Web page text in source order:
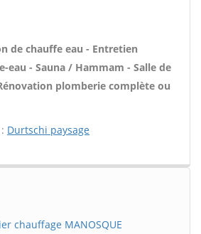
de chauffe eau - Entretien
eau - Sauna / Hammam - Salle de
plomberie complète ou
Durtschi paysage
chauffage MANOSQUE